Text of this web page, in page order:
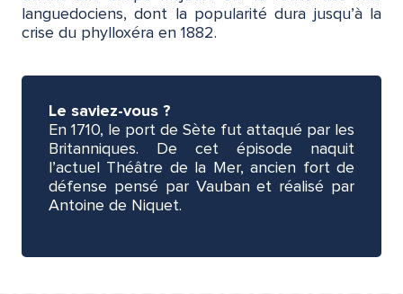
languedociens, dont la popularité dura jusqu’à la
crise du phylloxéra en 1882.
Le saviez-vous ?
En 1710, le port de Sète fut attaqué par les
Britanniques. De cet épisode naquit
l’actuel Théâtre de la Mer, ancien fort de
défense pensé par Vauban et réalisé par
Antoine de Niquet.